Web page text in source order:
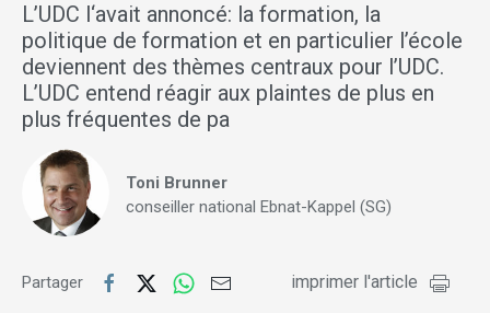
L’UDC l‘avait annoncé: la formation, la
politique de formation et en particulier l’école
deviennent des thèmes centraux pour l’UDC.
L’UDC entend réagir aux plaintes de plus en
plus fréquentes de pa
Toni Brunner
conseiller national Ebnat-Kappel (SG)
Partager imprimer l'article